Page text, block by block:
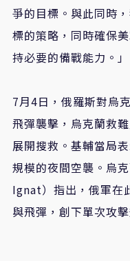
爭的目標。與此同時
標的策略，同時確保
持必要的備戰能力。」
7月4日，俄羅斯對烏
飛彈襲擊，烏克蘭救
展開搜救。基輔當局
規模的夜間空襲。烏
Ignat）指出，俄軍在
與飛彈，創下單次攻